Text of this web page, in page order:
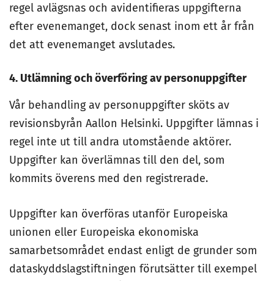
regel avlägsnas och avidentifieras uppgifterna
efter evenemanget, dock senast inom ett år från
det att evenemanget avslutades.
4. Utlämning och överföring av personuppgifter
Vår behandling av personuppgifter sköts av
revisionsbyrån Aallon Helsinki. Uppgifter lämnas i
regel inte ut till andra utomstående aktörer.
Uppgifter kan överlämnas till den del, som
kommits överens med den registrerade.
Uppgifter kan överföras utanför Europeiska
unionen eller Europeiska ekonomiska
samarbetsområdet endast enligt de grunder som
dataskyddslagstiftningen förutsätter till exempel